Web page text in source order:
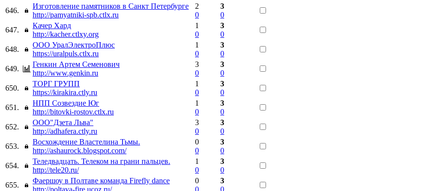
646.
Изготовление памятников в Санкт Петербурге
http://pamyatniki-spb.ctlx.ru
2
0
3
0
647.
Качер Хард
http://kacher.ctlxy.org
1
0
3
0
648.
ООО УралЭлектроПлюс
https://uralpuls.ctlx.ru
1
0
3
0
649.
Генкин Артем Семенович
http://www.genkin.ru
3
0
3
0
650.
ТОРГ ГРУПП
https://kirakira.ctly.ru
1
0
3
0
651.
НПП Созвездие Юг
http://bitovki-rostov.ctlx.ru
1
0
3
0
652.
ООО"Дзета Льва"
http://adhafera.ctly.ru
3
0
3
0
653.
Восхождение Властелина Тьмы.
http://ashaurock.blogspot.com/
0
0
3
0
654.
Теледвадцать. Телеком на грани пальцев.
http://tele20.ru/
1
0
3
0
655.
Фаершоу в Полтаве команда Firefly dance
http://poltava-fire.ucoz.ru/
0
0
3
0